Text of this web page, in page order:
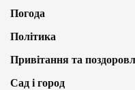
Погода
Політика
Привітання та
Сад і город